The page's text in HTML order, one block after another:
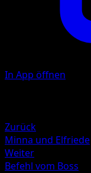
In App öffnen
Zurück
Minna und Elfriede
Weiter
Befehl vom Boss